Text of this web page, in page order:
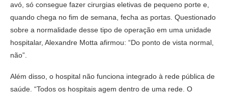
avó, só consegue fazer cirurgias eletivas de pequeno porte e,
quando chega no fim de semana, fecha as portas. Questionado
sobre a normalidade desse tipo de operação em uma unidade
hospitalar, Alexandre Motta afirmou: “Do ponto de vista normal,
não”.
Além disso, o hospital não funciona integrado à rede pública de
saúde. “Todos os hospitais agem dentro de uma rede. O